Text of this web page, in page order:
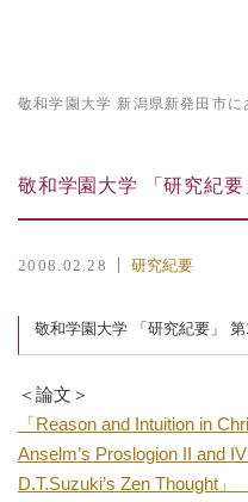
敬和学園大学 新潟県新発田市
敬和学園大学 「研究紀要
2008.02.28 研究紀要
敬和学園大学 「研究紀要」
＜論文＞
「Reason and Intuition in
Anselm’s Proslogion II and
D.T.Suzuki’s Zen Thought